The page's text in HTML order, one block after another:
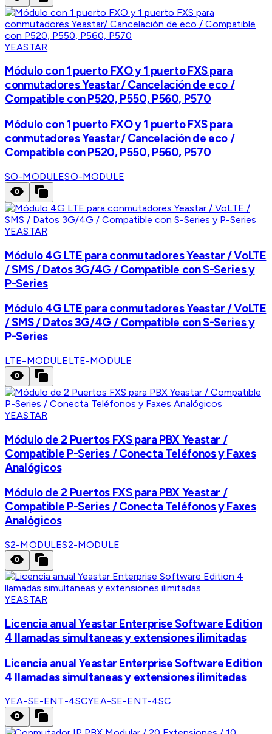
YEASTAR
Módulo con 1 puerto FXO y 1 puerto FXS para
conmutadores Yeastar/ Cancelación de eco /
Compatible con P520, P550, P560, P570
Módulo con 1 puerto FXO y 1 puerto FXS para
conmutadores Yeastar/ Cancelación de eco /
Compatible con P520, P550, P560, P570
SO-MODULESO-MODULE
YEASTAR
Módulo 4G LTE para conmutadores Yeastar / VoLTE
/ SMS / Datos 3G/4G / Compatible con S-Series y
P-Series
Módulo 4G LTE para conmutadores Yeastar / VoLTE
/ SMS / Datos 3G/4G / Compatible con S-Series y
P-Series
LTE-MODULELTE-MODULE
YEASTAR
Módulo de 2 Puertos FXS para PBX Yeastar /
Compatible P-Series / Conecta Teléfonos y Faxes
Analógicos
Módulo de 2 Puertos FXS para PBX Yeastar /
Compatible P-Series / Conecta Teléfonos y Faxes
Analógicos
S2-MODULES2-MODULE
YEASTAR
Licencia anual Yeastar Enterprise Software Edition
4 llamadas simultaneas y extensiones ilimitadas
Licencia anual Yeastar Enterprise Software Edition
4 llamadas simultaneas y extensiones ilimitadas
YEA-SE-ENT-4SCYEA-SE-ENT-4SC